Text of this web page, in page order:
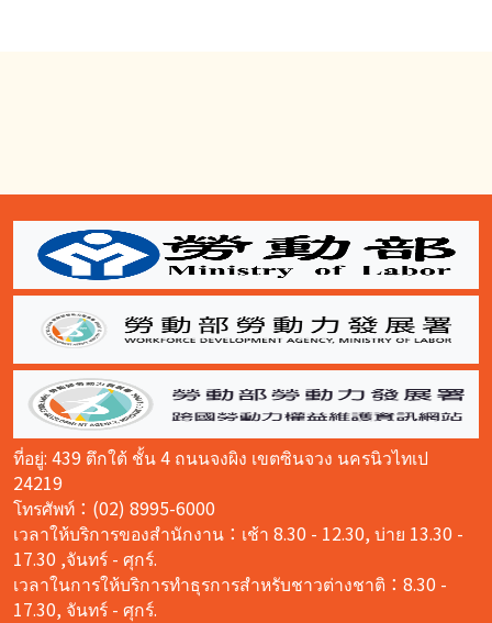
ที่อยู่: 439 ตึกใต้ ชั้น 4 ถนนจงผิง เขตซินจวง นครนิวไทเป
24219
โทรศัพท์：(02) 8995-6000
เวลาให้บริการของสำนักงาน：เช้า 8.30 - 12.30, บ่าย 13.30 -
17.30 ,จันทร์ - ศุกร์.
เวลาในการให้บริการทำธุรการสำหรับชาวต่างชาติ：8.30 -
17.30, จันทร์ - ศุกร์.